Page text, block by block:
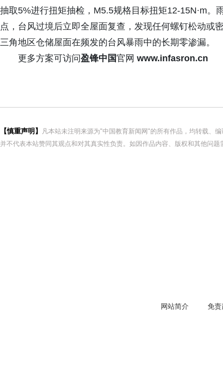
抽取5%进行扭矩抽检，M5.5规格目标扭矩12-15N·m
点，台风过境后立即全屋面复查，发现任何螺钉松动或
三角地区仓储屋面在频发的台风暴雨中的长期零渗漏。
更多方案可访问盈锋中国官网 www.infasron.cn
【慎重声明】
凡本站未注明来源为"中国教育新闻网"的所有作品，均转载、
并不代表本站赞同其观点和对其真实性负责。如因作品内容、版权和其他问
网站简介 免责